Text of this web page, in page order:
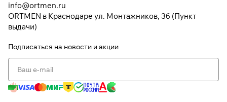
info@ortmen.ru
ORTMEN в Краснодаре ул. Монтажников, 3б (Пункт
выдачи)
Подписаться на новости и акции